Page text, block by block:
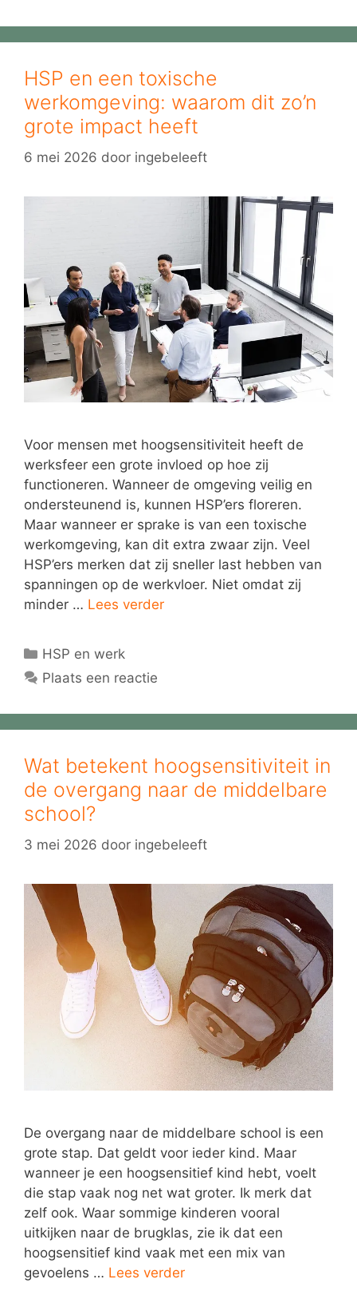
HSP en een toxische
werkomgeving: waarom dit zo’n
grote impact heeft
6 mei 2026 door ingebeleeft
Voor mensen met hoogsensitiviteit heeft de
werksfeer een grote invloed op hoe zij
functioneren. Wanneer de omgeving veilig en
ondersteunend is, kunnen HSP’ers floreren.
Maar wanneer er sprake is van een toxische
werkomgeving, kan dit extra zwaar zijn. Veel
HSP’ers merken dat zij sneller last hebben van
spanningen op de werkvloer. Niet omdat zij
minder … Lees verder
Categorieën
HSP en werk
Plaats een reactie
Wat betekent hoogsensitiviteit in
de overgang naar de middelbare
school?
3 mei 2026 door ingebeleeft
De overgang naar de middelbare school is een
grote stap. Dat geldt voor ieder kind. Maar
wanneer je een hoogsensitief kind hebt, voelt
die stap vaak nog net wat groter. Ik merk dat
zelf ook. Waar sommige kinderen vooral
uitkijken naar de brugklas, zie ik dat een
hoogsensitief kind vaak met een mix van
gevoelens … Lees verder